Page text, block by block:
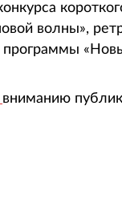
волны»,
вниманию